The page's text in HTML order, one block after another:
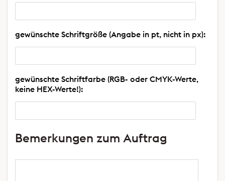
gewünschte Schriftgröße (Angabe in pt, nicht in px):
gewünschte Schriftfarbe (RGB- oder CMYK-Werte,
keine HEX-Werte!):
Bemerkungen zum Auftrag